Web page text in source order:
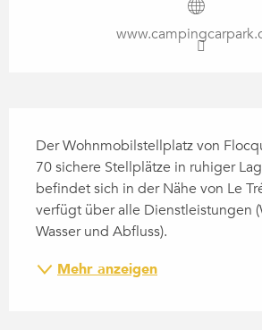
Der Wohnmobilstellplatz von
70 sichere Stellplätze in ruhiger
befindet sich in der Nähe von Le
verfügt über alle Dienstleistungen
Wasser und Abfluss).
Mehr anzeigen